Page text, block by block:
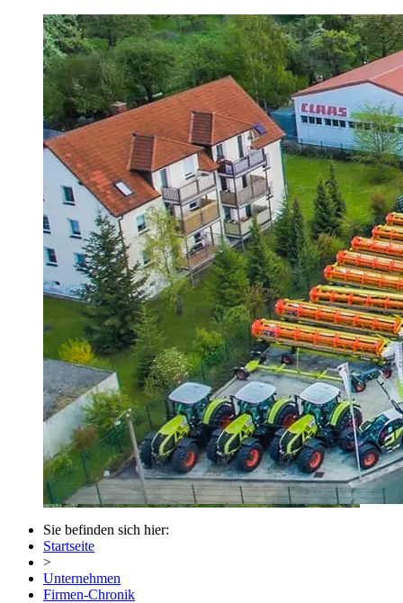
Sie befinden sich hier:
Startseite
>
Unternehmen
Firmen-Chronik